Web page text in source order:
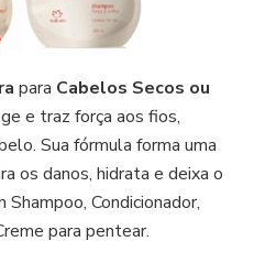
para Cabelos Secos ou
e traz força aos fios,
Sua fórmula forma uma
os danos, hidrata e deixa o
Condicionador,
para pentear.